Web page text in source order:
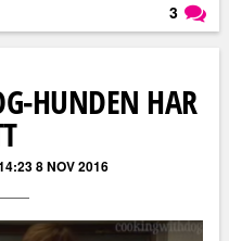
3
HUNDEN HAR
8 NOV 2016